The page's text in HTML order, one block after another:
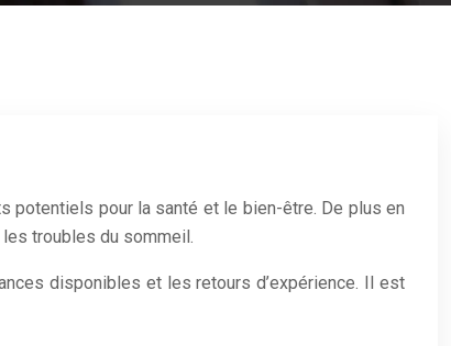
potentiels pour la santé et le bien-être. De plus en
troubles du sommeil.
disponibles et les retours d’expérience. Il est